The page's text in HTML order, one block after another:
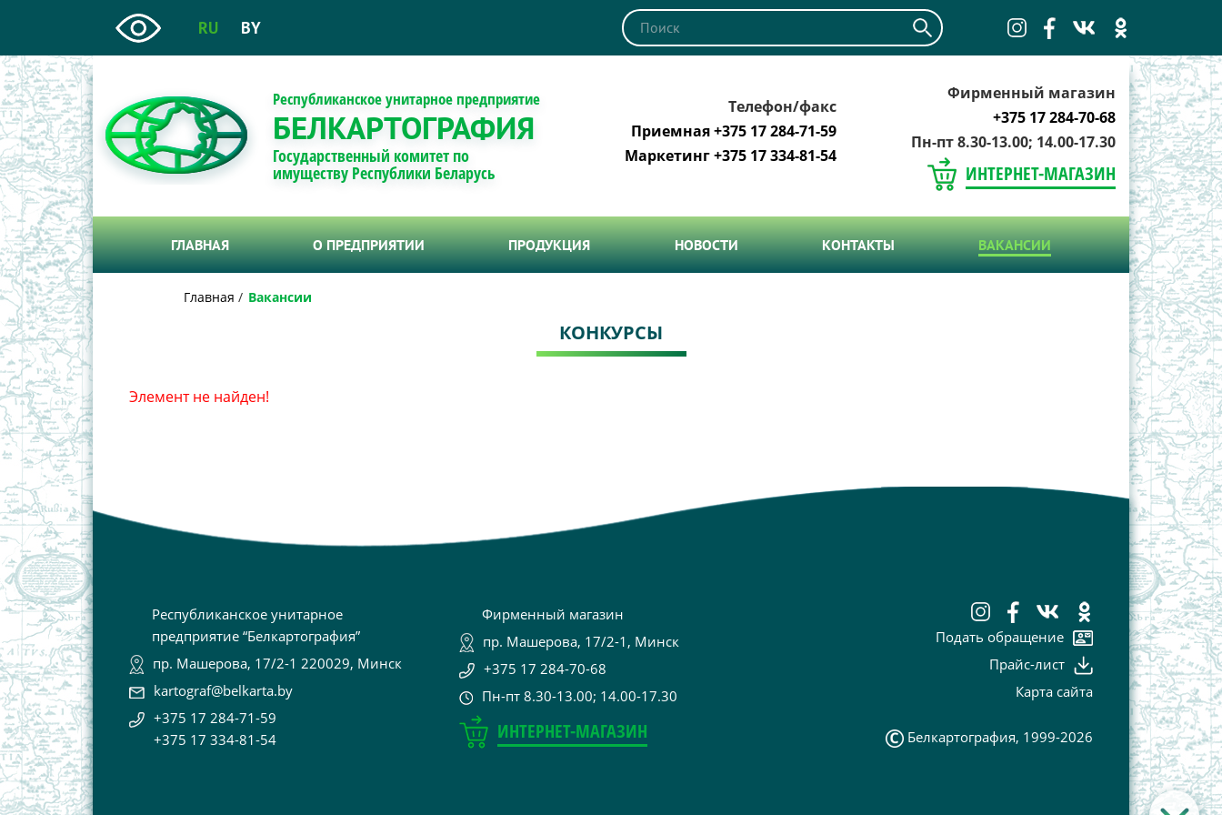
RU BY
Республиканское унитарное предприятие
БЕЛКАРТОГРАФИЯ
Государственный комитет по
имуществу Республики Беларусь
Телефон/факс
Приемная +375 17 284-71-59
Маркетинг +375 17 334-81-54
Фирменный магазин
+375 17 284-70-68
Пн-пт 8.30-13.00; 14.00-17.30
ИНТЕРНЕТ-МАГАЗИН
ГЛАВНАЯ О ПРЕДПРИЯТИИ ПРОДУКЦИЯ НОВОСТИ КОНТАКТЫ ВАКАНСИИ
Главная Вакансии
КОНКУРСЫ
Элемент не найден!
Республиканское унитарное
предприятие “Белкартография”
пр. Машерова, 17/2-1 220029, Минск
kartograf@belkarta.by
+375 17 284-71-59
+375 17 334-81-54
Фирменный магазин
пр. Машерова, 17/2-1, Минск
+375 17 284-70-68
Пн-пт 8.30-13.00; 14.00-17.30
ИНТЕРНЕТ-МАГАЗИН
Подать обращение
Прайс-лист
Карта сайта
Белкартография, 1999-2026